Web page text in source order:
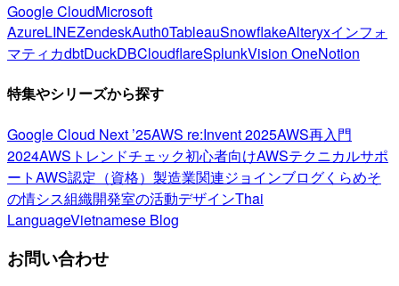
Google CloudMicrosoft
AzureLINEZendeskAuth0TableauSnowflakeAlteryxインフォ
マティカdbtDuckDBCloudflareSplunkVision OneNotion
特集やシリーズから探す
Google Cloud Next ’25AWS re:Invent 2025AWS再入門
2024AWSトレンドチェック初心者向けAWSテクニカルサポ
ートAWS認定（資格） 製造業関連ジョインブログくらめそ
の情シス組織開発室の活動デザインThai
LanguageVietnamese Blog
お問い合わせ